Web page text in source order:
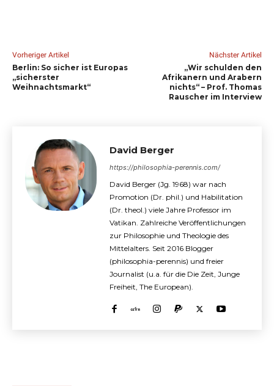
Vorheriger Artikel
Berlin: So sicher ist Europas
„sicherster
Weihnachtsmarkt“
Nächster Artikel
„Wir schulden den
Afrikanern und Arabern
nichts“ – Prof. Thomas
Rauscher im Interview
David Berger
https://philosophia-perennis.com/
David Berger (Jg. 1968) war nach
Promotion (Dr. phil.) und Habilitation
(Dr. theol.) viele Jahre Professor im
Vatikan. Zahlreiche Veröffentlichungen
zur Philosophie und Theologie des
Mittelalters. Seit 2016 Blogger
(philosophia-perennis) und freier
Journalist (u.a. für die Die Zeit, Junge
Freiheit, The European).